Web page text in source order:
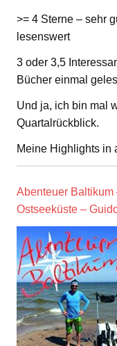
>= 4 Sterne – sehr
lesenswert
3 oder 3,5
Bücher einmal
Und ja, ich bin mal
Quartalrückblick.
Meine Highlights in
Abenteuer Baltikum
Ostseeküste –